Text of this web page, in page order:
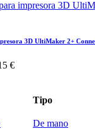
3D UltiMaker 2+
€
Tipo
De mano